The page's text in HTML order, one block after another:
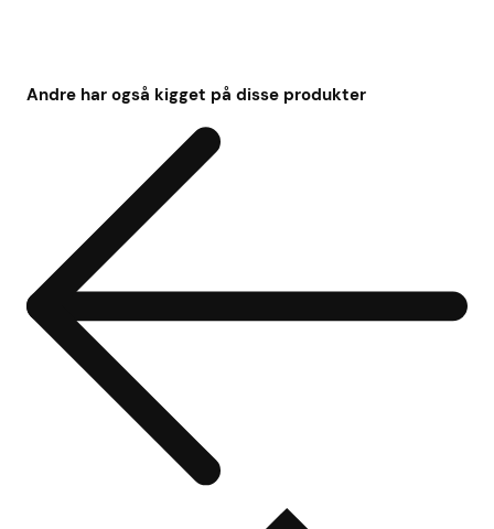
Andre har også kigget på disse produkter